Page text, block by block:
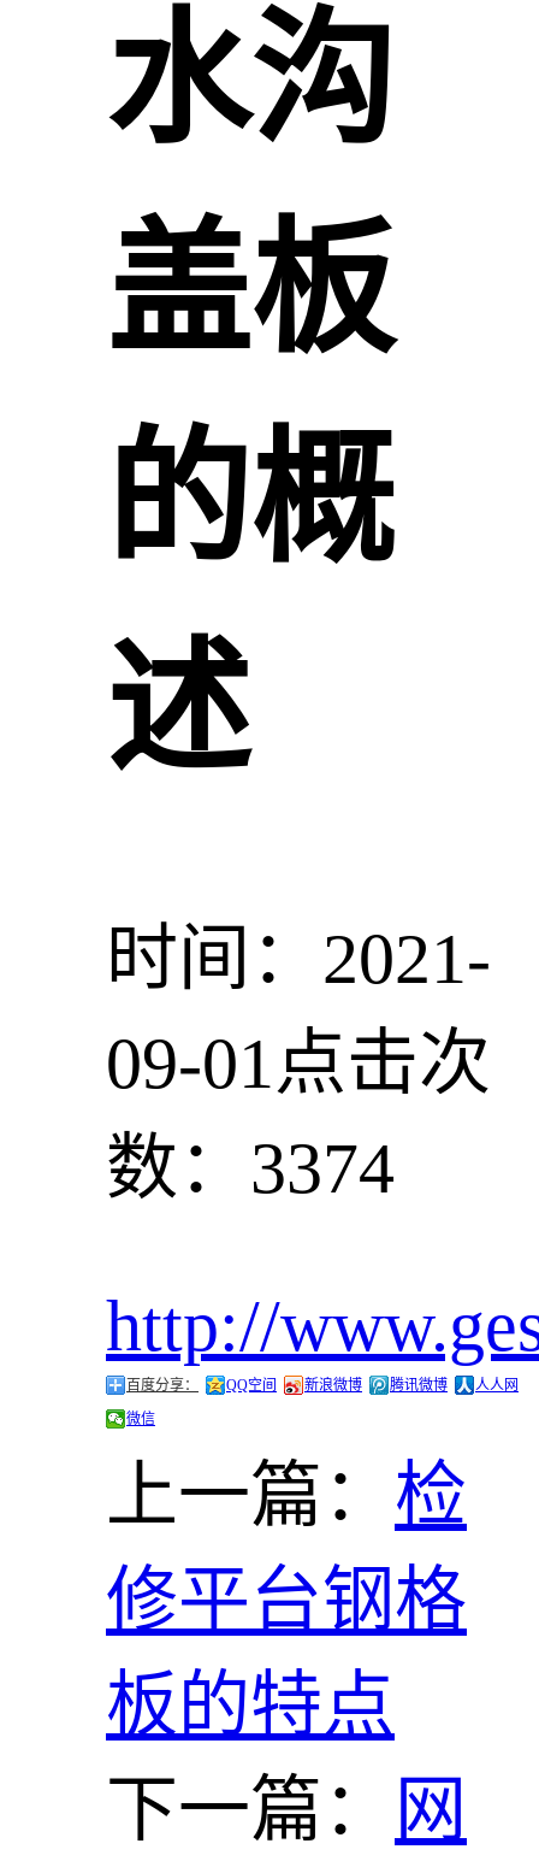
水沟
盖板
的概
述
时间：2021-
09-01点击次
数：3374
http://
百度分享： QQ空间 新浪微博 腾讯微博
人人网
微信
上一篇： 检
修平台钢格
板的特点
下一篇：
网